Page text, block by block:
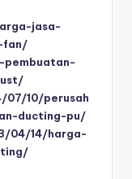
jasa-
fan/
10/perusah
ducting-pu/
04/14/harga-